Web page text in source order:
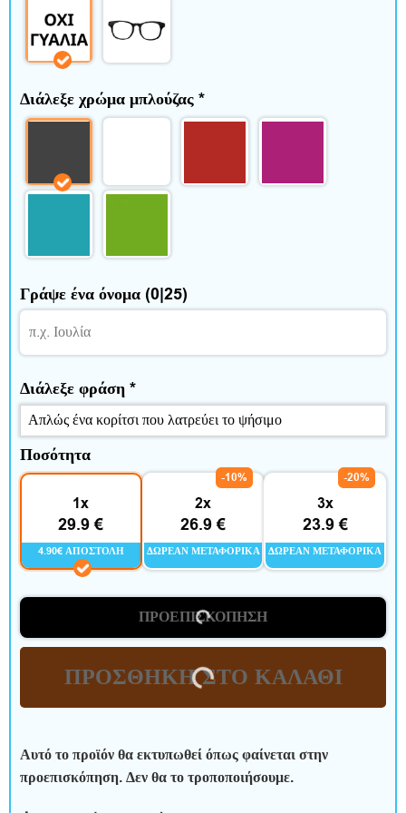
ρ
ο
ς
ρ
ν
ο
ς
Κ
ρ
ι
τ
ι
κ
έ
ς
Διάλεξε χρώμα μπλούζας *
Γράψε ένα όνομα (0|25)
Διάλεξε φράση *
Ποσότητα
1x
29.9 €
4.90€ ΑΠΟΣΤΟΛΉ
2x
26.9 €
-10%
ΔΩΡΕΆΝ ΜΕΤΑΦΟΡΙΚΆ
3x
23.9 €
-20%
ΔΩΡΕΆΝ ΜΕΤΑΦΟΡΙΚΆ
ΠΡΟΕΠΙΣΚΌΠΗΣΗ
ΠΡΟΣΘΉΚΗ ΣΤΟ ΚΑΛΆΘΙ
Αυτό το προϊόν θα εκτυπωθεί όπως φαίνεται στην
προεπισκόπηση. Δεν θα το τροποποιήσουμε.